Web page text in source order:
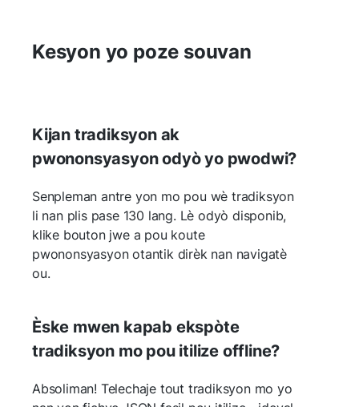
Kesyon yo poze souvan
Kijan tradiksyon ak
pwononsyasyon odyò yo pwodwi?
Senpleman antre yon mo pou wè tradiksyon
li nan plis pase 130 lang. Lè odyò disponib,
klike bouton jwe a pou koute
pwononsyasyon otantik dirèk nan navigatè
ou.
Èske mwen kapab ekspòte
tradiksyon mo pou itilize offline?
Absoliman! Telechaje tout tradiksyon mo yo